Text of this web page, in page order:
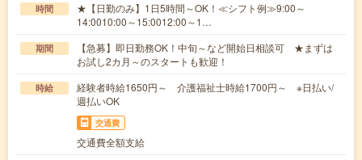
時間
★【日勤のみ】1日5時間～OK！≪シフト例≫9:00～
14:0010:00～15:0012:00～1…
期間
【急募】即日勤務OK！中旬～など開始日相談可 ★まずは
お試し2カ月～のスタートも歓迎！
時給
経験者時給1650円～ 介護福祉士時給1700円～ ※日払い/
週払いOK
交通費
交通費全額支給